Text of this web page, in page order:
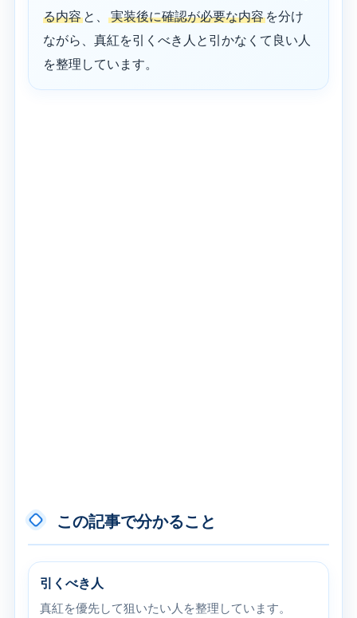
る内容 と、実装後に確認が必要な内容 を分け
ながら、真紅を引くべき人と引かなくて良い人
を整理しています。
この記事で分かること
引くべき人
真紅を優先して狙いたい人を整理しています。